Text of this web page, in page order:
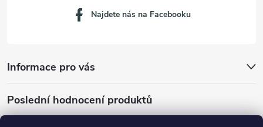
Informace pro vás
Najdete nás na Facebooku
Poslední hodnocení produktů